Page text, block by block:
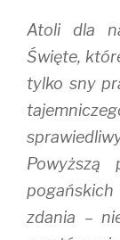
Atoli dla
Święte,
tylko sny
Powyższą
zdania –